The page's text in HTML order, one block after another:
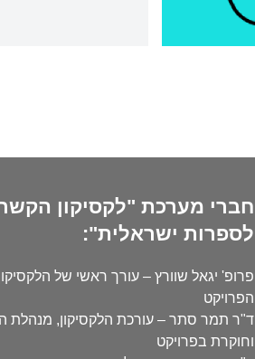
חברי מערכת "לקסיקון
לספרות ישראלית":
פרופ' יגאל שוורץ – עורך ראשי של
הפרויקט
ד"ר תמר סתר – עורכת הלקסיקון, מנהלת
וחוקרת בפרויקט